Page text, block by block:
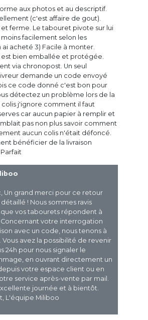
aux photos et au descriptif.
(c'est affaire de gout).
et ferme. Le tabouret pivote sur lui
facilement selon les
acheté 3) Facile à monter.
bien emballée et protégée.
via chronopost. Un seul
demande un code envoyé
ce code donné c'est bon pour
détectez un problème lors de la
j'ignore comment il faut
car aucun papier à remplir et
pas non plus savoir comment
aucun colis n'était défoncé.
bénéficier de la livraison
Un grand merci pour ce retour
! Nous sommes ravis
vos tabourets répondent à
votre interrogation
avec un code, nous tenons à
Vous avez la possibilité de revenir
24h pour nous signaler le
en ouvrant directement un
votre espace client ou en
service après-vente par mail.
journée et à bientôt.
L'équipe Miliboo